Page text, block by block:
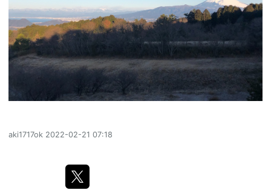
aki1717ok 2022-02-21 07:18